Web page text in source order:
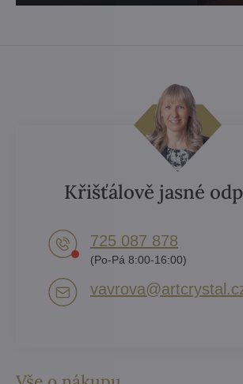
Křišťálově jasné
725 087 878​
(Po-Pá 8:00-16:00)